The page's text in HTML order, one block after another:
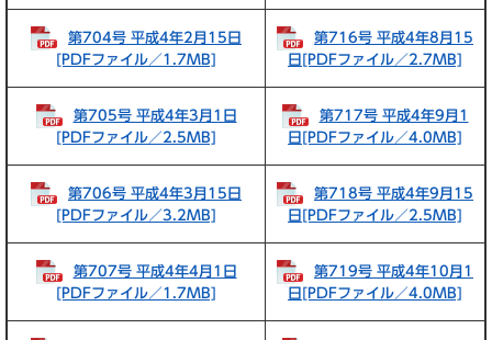
第704号 平成4年2月15日
[PDFファイル／1.7MB]
第716号 平成4年8月15
日[PDFファイル／2.7MB]
第705号 平成4年3月1日
[PDFファイル／2.5MB]
第717号 平成4年9月1
日[PDFファイル／4.0MB]
第706号 平成4年3月15日
[PDFファイル／3.2MB]
第718号 平成4年9月15
日[PDFファイル／2.5MB]
第707号 平成4年4月1日
[PDFファイル／1.7MB]
第719号 平成4年10月1
日[PDFファイル／4.0MB]